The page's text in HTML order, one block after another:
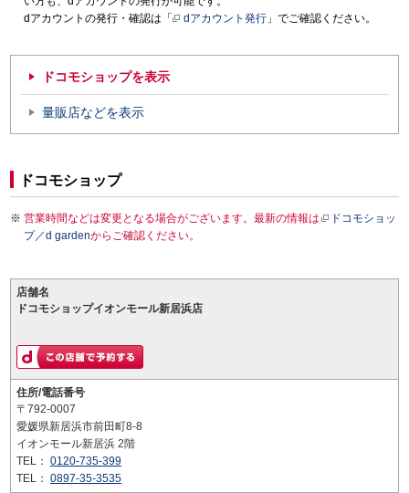
dアカウントの発行・確認は「
dアカウント発行 」でご確認ください。
ドコモショップを表示
量販店などを表示
ドコモショップ
営業時間などは変更となる場合がございます。最新の情報は
ドコモショッ
プ／d gardenからご確認ください。
店舗名
ドコモショップイオンモール新居浜店
住所/電話番号
〒792-0007
愛媛県新居浜市前田町8-8
イオンモール新居浜 2階
TEL： 0120-735-399
TEL： 0897-35-3535